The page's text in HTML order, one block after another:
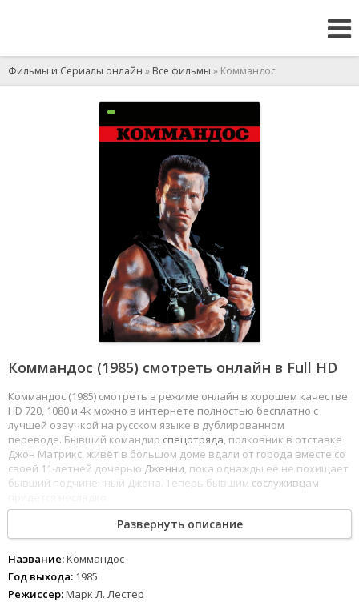
Фильмы и Сериалы онлайн » Все фильмы » Коммандос
Коммандос (1985) смотреть онлайн в Full HD
Коммандос (1985) смотреть в режиме онлайн в хорошем качестве
HD 720, 1080 и 4к можно в интернете полностью бесплатно с
лучшей озвучкой на русском языке в дублированном
переводе. Бывший командир спецотряда, полковник в отставке
Джон Матрикс, живёт в большом доме вдали от города вместе со
своей 11-летней дочерью Дженни, пока однажды её не похищает
бывший подчинённый Джона. Теперь бывшим сослуживцам
12345 678
Развернуть описание
Название:Коммандос
Год выхода: 1985
Режиссер:Марк Л. Лестер